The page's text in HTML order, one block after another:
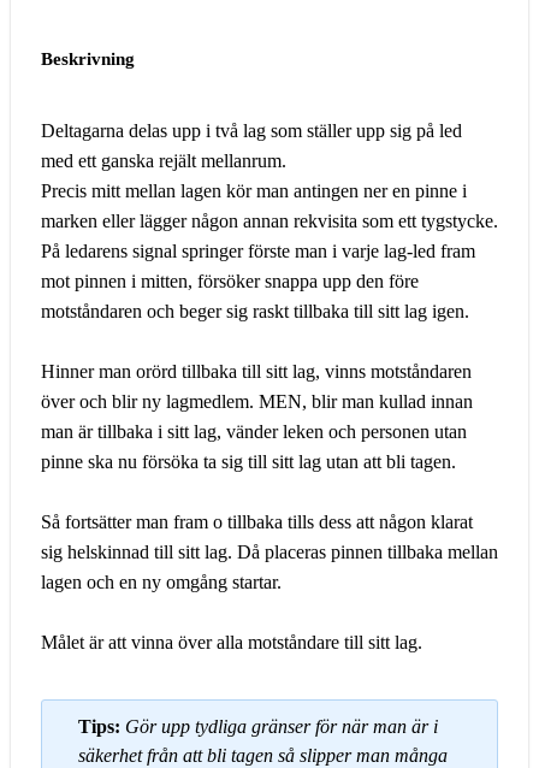
Beskrivning
Deltagarna delas upp i två lag som ställer upp sig på led
med ett ganska rejält mellanrum.
Precis mitt mellan lagen kör man antingen ner en pinne i
marken eller lägger någon annan rekvisita som ett tygstycke.
På ledarens signal springer förste man i varje lag-led fram
mot pinnen i mitten, försöker snappa upp den före
motståndaren och beger sig raskt tillbaka till sitt lag igen.
Hinner man orörd tillbaka till sitt lag, vinns motståndaren
över och blir ny lagmedlem. MEN, blir man kullad innan
man är tillbaka i sitt lag, vänder leken och personen utan
pinne ska nu försöka ta sig till sitt lag utan att bli tagen.
Så fortsätter man fram o tillbaka tills dess att någon klarat
sig helskinnad till sitt lag. Då placeras pinnen tillbaka mellan
lagen och en ny omgång startar.
Målet är att vinna över alla motståndare till sitt lag.
Tips: Gör upp tydliga gränser för när man är i
säkerhet från att bli tagen så slipper man många